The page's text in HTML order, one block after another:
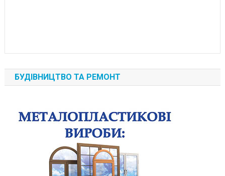
БУДІВНИЦТВО ТА РЕМОНТ